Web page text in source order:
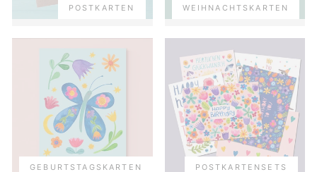
POSTKARTEN WEIHNACHTSKARTEN
GEBURTSTAGSKARTEN POSTKARTENSETS